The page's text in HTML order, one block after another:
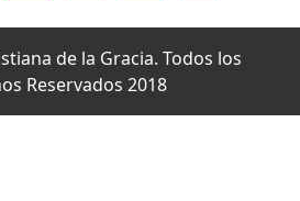
de la Gracia. Todos los
Reservados 2018